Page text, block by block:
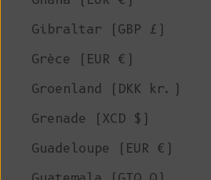
Gibraltar (GBP £)
Grèce (EUR €)
Groenland (DKK kr.)
Grenade (XCD $)
Guadeloupe (EUR €)